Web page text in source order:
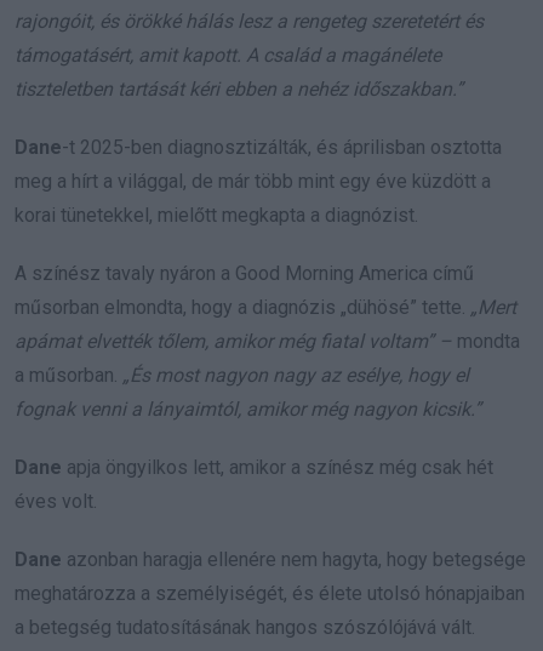
rajongóit, és örökké hálás lesz a rengeteg szeretetért és
támogatásért, amit kapott. A család a magánélete
tiszteletben tartását kéri ebben a nehéz időszakban.”
Dane-t 2025-ben diagnosztizálták, és áprilisban osztotta
meg a hírt a világgal, de már több mint egy éve küzdött a
korai tünetekkel, mielőtt megkapta a diagnózist.
A színész tavaly nyáron a Good Morning America című
műsorban elmondta, hogy a diagnózis „dühösé” tette. „Mert
apámat elvették tőlem, amikor még fiatal voltam” – mondta
a műsorban. „És most nagyon nagy az esélye, hogy el
fognak venni a lányaimtól, amikor még nagyon kicsik.”
Dane apja öngyilkos lett, amikor a színész még csak hét
éves volt.
Dane azonban haragja ellenére nem hagyta, hogy betegsége
meghatározza a személyiségét, és élete utolsó hónapjaiban
a betegség tudatosításának hangos szószólójává vált.